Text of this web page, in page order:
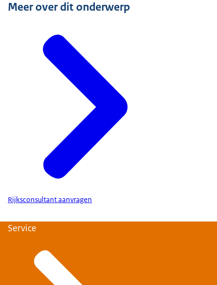
Meer over dit onderwerp
Rijksconsultant aanvragen
Service